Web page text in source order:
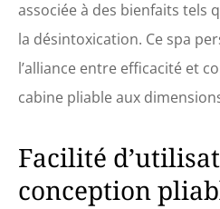
un
les
vue
mal
associée à des bienfaits tels
la désintoxication. Ce spa
l’alliance entre efficacité et
cabine pliable aux
Facilité
conception